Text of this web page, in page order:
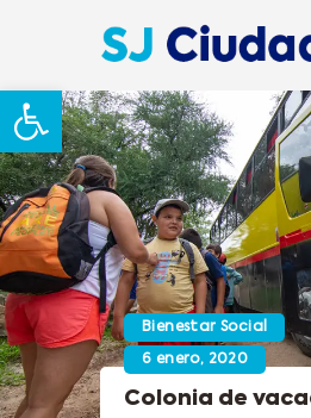
Abrir barra de
Bienestar Social
6 enero, 2020
Colonia de